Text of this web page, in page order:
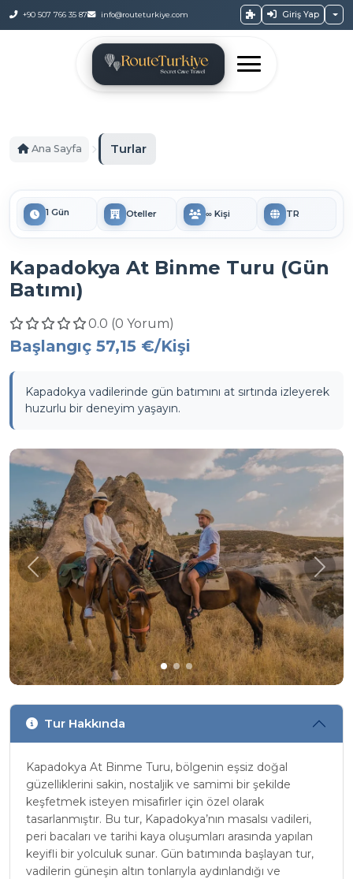
+90 507 766 35 87 info@routeturkiye.com Giriş Yap
Ana Sayfa Turlar
1 Gün Oteller ∞ Kişi TR
Kapadokya At Binme Turu (Gün
Batımı)
0.0 (0 Yorum)
Başlangıç 57,15 €/Kişi
Kapadokya vadilerinde gün batımını at sırtında izleyerek
huzurlu bir deneyim yaşayın.
Önceki
Tur Hakkında
Kapadokya At Binme Turu, bölgenin eşsiz doğal
güzelliklerini sakin, nostaljik ve samimi bir şekilde
keşfetmek isteyen misafirler için özel olarak
tasarlanmıştır. Bu tur, Kapadokya’nın masalsı vadileri,
peri bacaları ve tarihi kaya oluşumları arasında yapılan
keyifli bir yolculuk sunar. Gün batımında başlayan tur,
vadilerin güneşin altın tonlarıyla aydınlandığı ve